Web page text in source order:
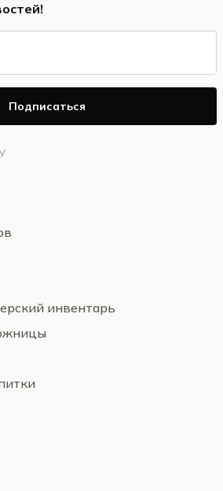
инвентарь
Подписаться